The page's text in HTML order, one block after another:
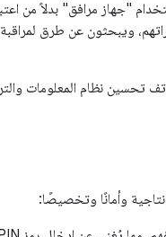
"جهاز مرافق" بدلاً من
ويبحثون عن طرق لمراقبة
تحسين نظام المعلومات
وأمانًا وتخصيصًا: